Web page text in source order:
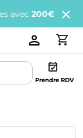
200€ offerts tous
Prendre RDV